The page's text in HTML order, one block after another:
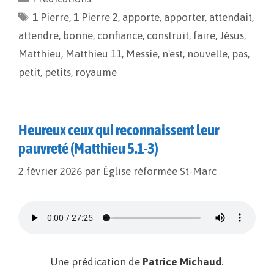
b
o
l
L
a
g
1 Pierre, 1 Pierre 2, apporte, apporter, attendait,
attendre, bonne, confiance, construit, faire, Jésus,
Matthieu, Matthieu 11, Messie, n'est, nouvelle, pas,
petit, petits, royaume
Heureux ceux qui reconnaissent leur
pauvreté (Matthieu 5.1-3)
2 février 2026 par Église réformée St-Marc
Une prédication de Patrice Michaud.